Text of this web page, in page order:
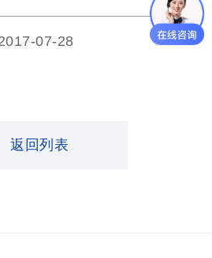
07-28
返回列表